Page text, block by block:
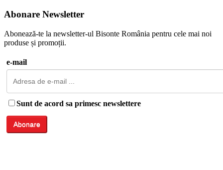
Abonare Newsletter
Abonează-te la newsletter-ul Bisonte România pentru cele mai noi
produse și promoții.
e-mail
Sunt de acord sa primesc newslettere